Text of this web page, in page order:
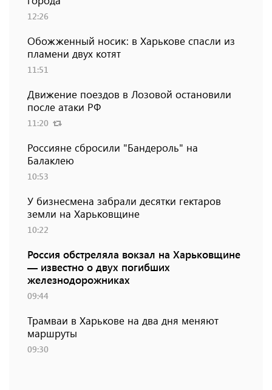
12:26
Обожженный носик: в Харькове спасли из
пламени двух котят
11:51
Движение поездов в Лозовой остановили
после атаки РФ
11:20
Россияне сбросили "Бандероль" на
Балаклею
10:53
У бизнесмена забрали десятки гектаров
земли на Харьковщине
10:22
Россия обстреляла вокзал на Харьковщине
— известно о двух погибших
железнодорожниках
09:44
Трамваи в Харькове на два дня меняют
маршруты
09:30